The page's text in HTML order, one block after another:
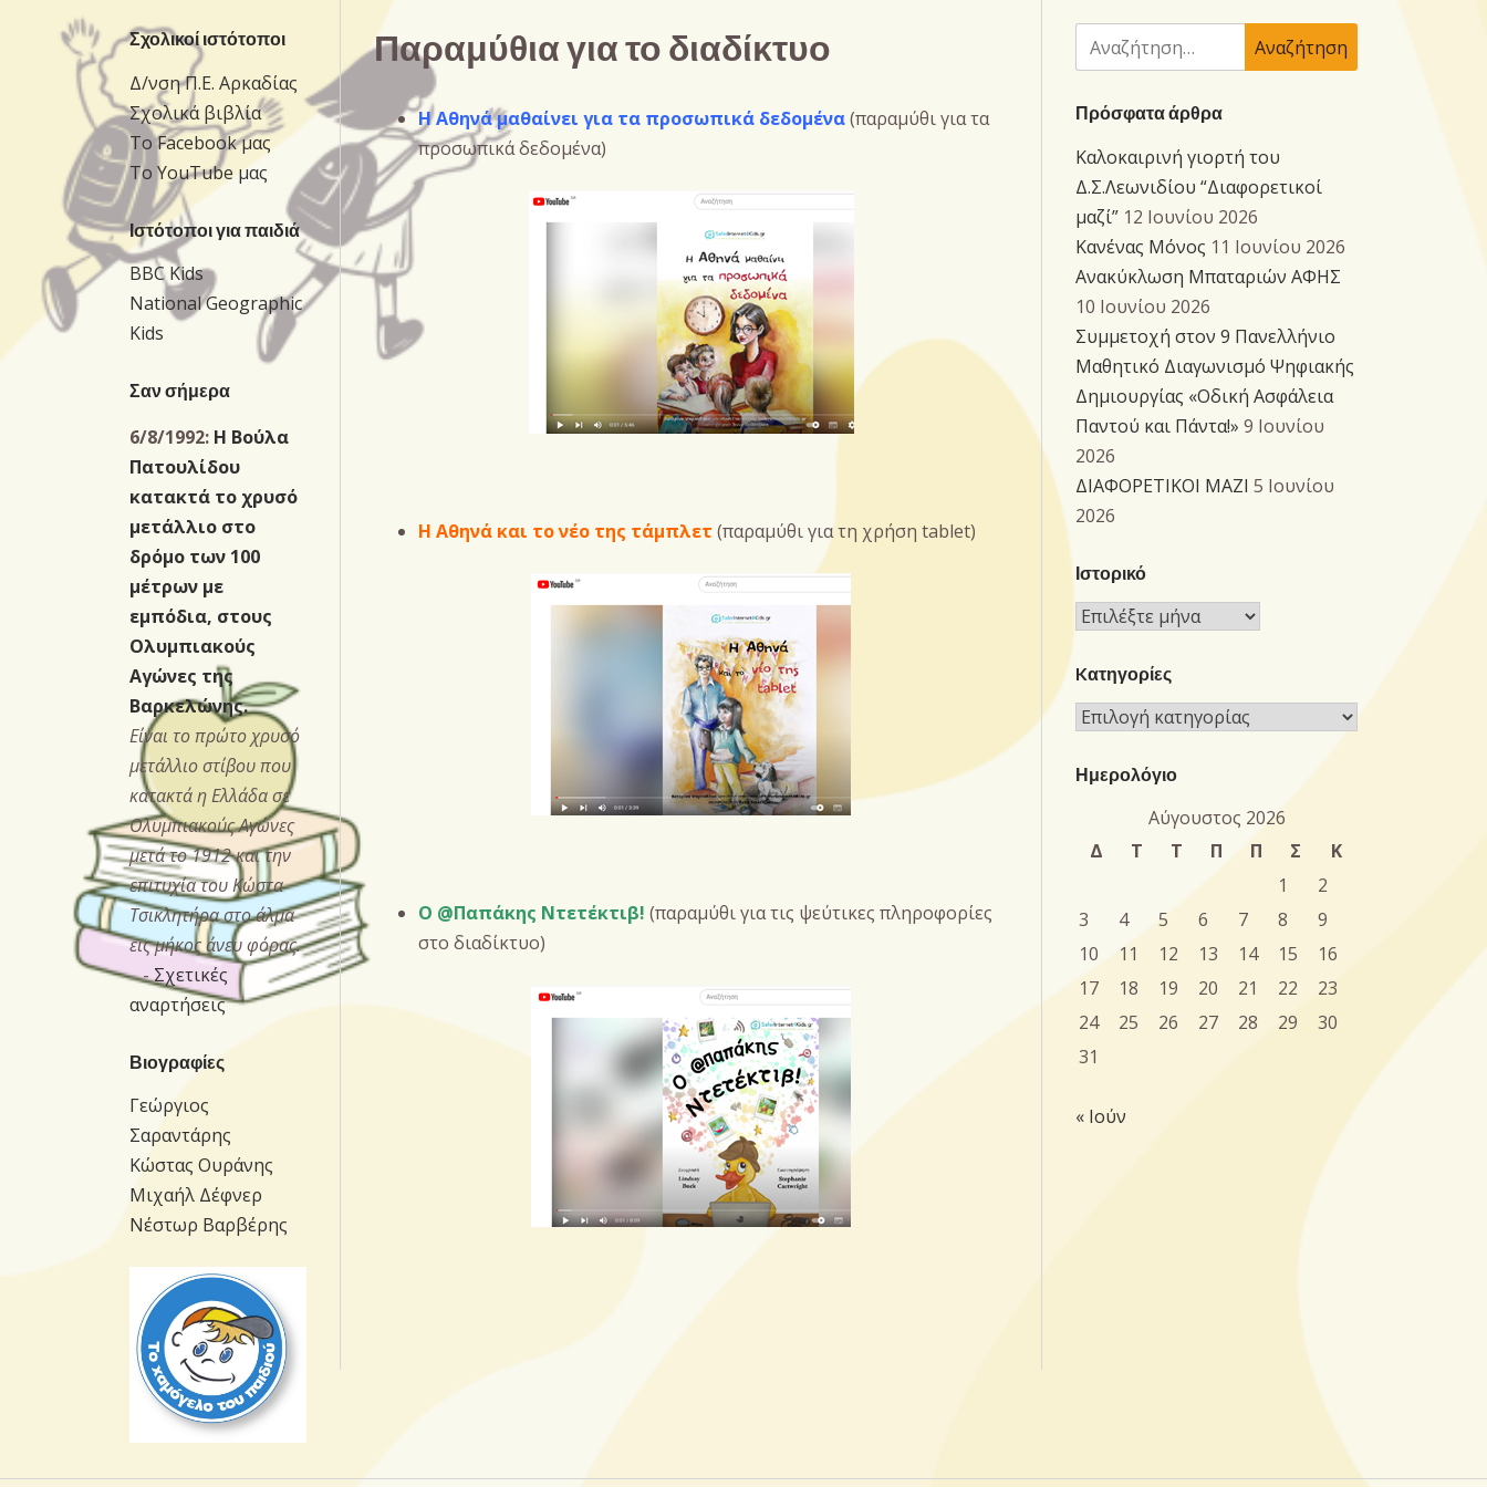
Παραμύθια για το διαδίκτυο
Η Αθηνά μαθαίνει για τα προσωπικά δεδομένα(παραμύθι για τα
προσωπικά δεδομένα)
Η Αθηνά και το νέο της τάμπλετ (παραμύθι για τη χρήση tablet)
Ο @Παπάκης Ντετέκτιβ! (παραμύθι για τις ψεύτικες πληροφορίες
στο διαδίκτυο)
Σχολικοί ιστότοποι
Δ/νση Π.Ε. Αρκαδίας
Σχολικά βιβλία
Το Facebook μας
Το YouTube μας
Ιστότοποι για παιδιά
BBC Kids
National Geographic
Kids
Σαν σήμερα
6/8/1992: Η Βούλα
Πατουλίδου
κατακτά το χρυσό
μετάλλιο στο
δρόμο των 100
μέτρων με
εμπόδια, στους
Ολυμπιακούς
Αγώνες της
Βαρκελώνης.
Είναι το πρώτο χρυσό
μετάλλιο στίβου που
κατακτά η Ελλάδα σε
Ολυμπιακούς Αγώνες
μετά το 1912 και την
επιτυχία του Κώστα
Τσικλητήρα στο άλμα
εις μήκος άνευ φόρας.
-Σχετικές
αναρτήσεις
Βιογραφίες
Γεώργιος
Σαραντάρης
Κώστας Ουράνης
Μιχαήλ Δέφνερ
Νέστωρ Βαρβέρης
Αναζήτηση
για:
Πρόσφατα άρθρα
Καλοκαιρινή γιορτή του
Δ.Σ.Λεωνιδίου “Διαφορετικοί
μαζί” 12 Ιουνίου 2026
Κανένας Μόνος 11 Ιουνίου 2026
Ανακύκλωση Μπαταριών ΑΦΗΣ
10 Ιουνίου 2026
Συμμετοχή στον 9 Πανελλήνιο
Μαθητικό Διαγωνισμό Ψηφιακής
Δημιουργίας «Οδική Ασφάλεια
Παντού και Πάντα!» 9 Ιουνίου
2026
ΔΙΑΦΟΡΕΤΙΚΟΙ ΜΑΖΙ 5 Ιουνίου
2026
Ιστορικό
Ιστορικό
Kατηγορίες
Kατηγορίες
Ημερολόγιο
Αύγουστος 2026
Δ
Τ Τ Π Π Σ
Κ
1
2
3
4 5 6 7 8
9
10
11 12 13 14 15
16
17
18 19 20 21 22
23
24
25 26 27 28 29
30
31
« Ιούν